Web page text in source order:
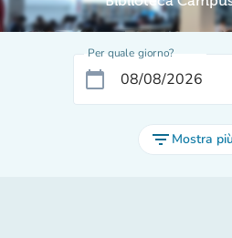
Per quale giorno?
calendar_today
filter_list Mostra